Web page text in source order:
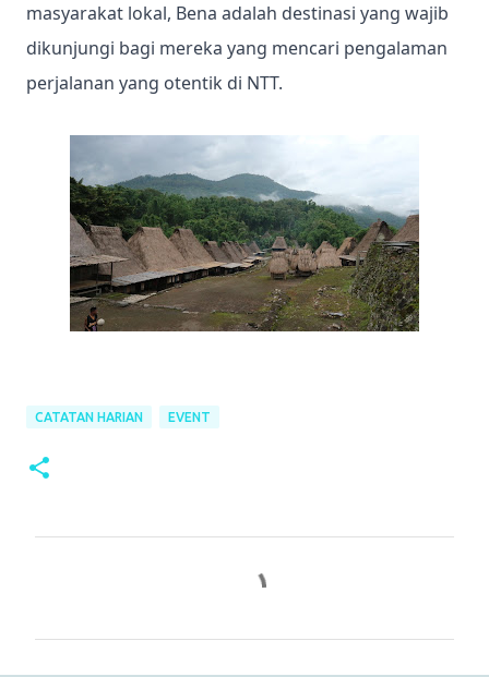
masyarakat lokal, Bena adalah destinasi yang wajib
dikunjungi bagi mereka yang mencari pengalaman
perjalanan yang otentik di NTT.
CATATAN HARIAN EVENT